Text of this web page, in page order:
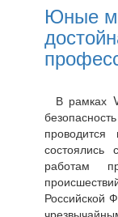
Юные
В рамках
состоялись
работам
Российской